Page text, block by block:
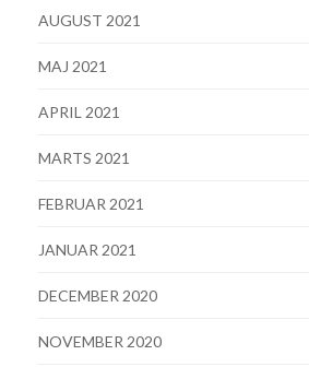
AUGUST 2021
MAJ 2021
APRIL 2021
MARTS 2021
FEBRUAR 2021
JANUAR 2021
DECEMBER 2020
NOVEMBER 2020